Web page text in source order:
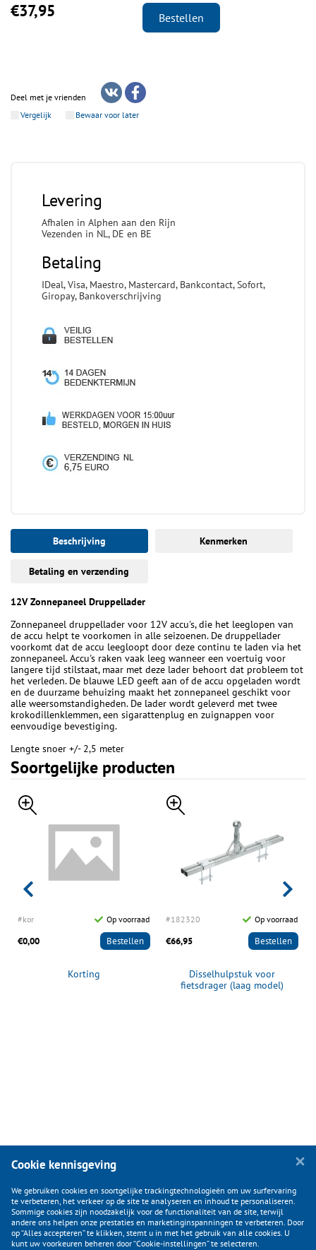
€37,95 Bestellen
Deel met je vrienden
Vergelijk
Bewaar voor later
Levering
Afhalen in Alphen aan den Rijn
Vezenden in NL, DE en BE
Betaling
IDeal, Visa, Maestro, Mastercard, Bankcontact, Sofort,
Giropay, Bankoverschrijving
Beschrijving Kenmerken
Betaling en verzending
12V Zonnepaneel Druppellader
Zonnepaneel druppellader voor 12V accu's, die het leeglopen van
de accu helpt te voorkomen in alle seizoenen. De druppellader
voorkomt dat de accu leegloopt door deze continu te laden via het
zonnepaneel. Accu's raken vaak leeg wanneer een voertuig voor
langere tijd stilstaat, maar met deze lader behoort dat probleem tot
het verleden. De blauwe LED geeft aan of de accu opgeladen wordt
en de duurzame behuizing maakt het zonnepaneel geschikt voor
alle weersomstandigheden. De lader wordt geleverd met twee
krokodillenklemmen, een sigarattenplug en zuignappen voor
eenvoudige bevestiging.
Lengte snoer +/- 2,5 meter
Soortgelijke producten
#kor Op voorraad
€0,00 Bestellen
Korting
#182320 Op voorraad
€66,95 Bestellen
Disselhulpstuk voor
fietsdrager (laag model)
KLANTENSERVICE
Cookie kennisgeving
We gebruiken cookies en soortgelijke trackingtechnologieën om uw surfervaring
te verbeteren, het verkeer op de site te analyseren en inhoud te personaliseren.
Sommige cookies zijn noodzakelijk voor de functionaliteit van de site, terwijl
andere ons helpen onze prestaties en marketinginspanningen te verbeteren. Door
op “Alles accepteren” te klikken, stemt u in met het gebruik van alle cookies. U
kunt uw voorkeuren beheren door “Cookie-instellingen” te selecteren.